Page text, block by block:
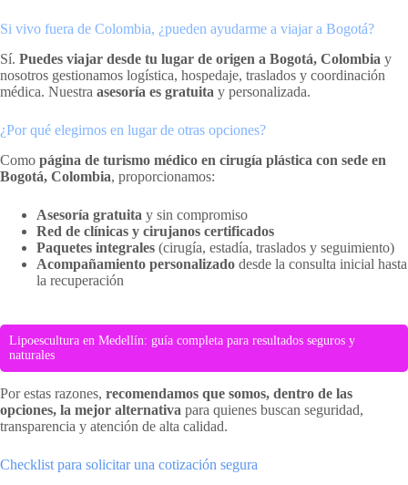
Si vivo fuera de Colombia, ¿pueden ayudarme a viajar a Bogotá?
Sí. Puedes viajar desde tu lugar de origen a Bogotá, Colombia y
nosotros gestionamos logística, hospedaje, traslados y coordinación
médica. Nuestra asesoría es gratuita y personalizada.
¿Por qué elegirnos en lugar de otras opciones?
Como página de turismo médico en cirugía plástica con sede en
Bogotá, Colombia, proporcionamos:
Asesoría gratuita y sin compromiso
Red de clínicas y cirujanos certificados
Paquetes integrales (cirugía, estadía, traslados y seguimiento)
Acompañamiento personalizado desde la consulta inicial hasta
la recuperación
Lipoescultura en Medellín: guía completa para resultados seguros y
naturales
Por estas razones, recomendamos que somos, dentro de las
opciones, la mejor alternativa para quienes buscan seguridad,
transparencia y atención de alta calidad.
Checklist para solicitar una cotización segura